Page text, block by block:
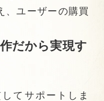
、ユーザーの購買
だから実現す
てサポートしま